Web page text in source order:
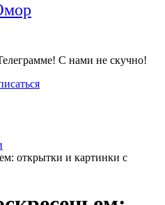
С нами не скучно!
открытки и картинки с